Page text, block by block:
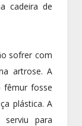
cadeira de
sofrer com
artrose. A
fêmur fosse
plástica. A
para